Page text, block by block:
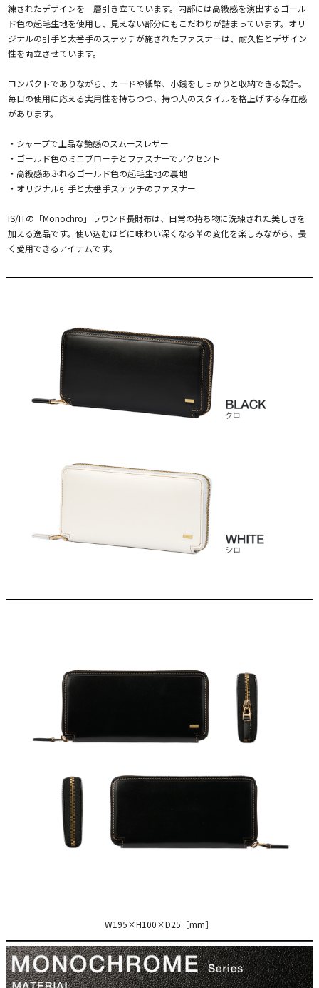
練されたデザインを一層引き立てています。内部には高級感を演出するゴール
ド色の起毛生地を使用し、見えない部分にもこだわりが詰まっています。オリ
ジナルの引手と太番手のステッチが施されたファスナーは、耐久性とデザイン
性を両立させています。
コンパクトでありながら、カードや紙幣、小銭をしっかりと収納できる設計。
毎日の使用に応える実用性を持ちつつ、持つ人のスタイルを格上げする存在感
があります。
・シャープで上品な艶感のスムースレザー
・ゴールド色のミニブローチとファスナーでアクセント
・高級感あふれるゴールド色の起毛生地の裏地
・オリジナル引手と太番手ステッチのファスナー
IS/ITの「Monochro」ラウンド長財布は、日常の持ち物に洗練された美しさを
加える逸品です。使い込むほどに味わい深くなる革の変化を楽しみながら、長
く愛用できるアイテムです。
W195×H100×D25［mm］